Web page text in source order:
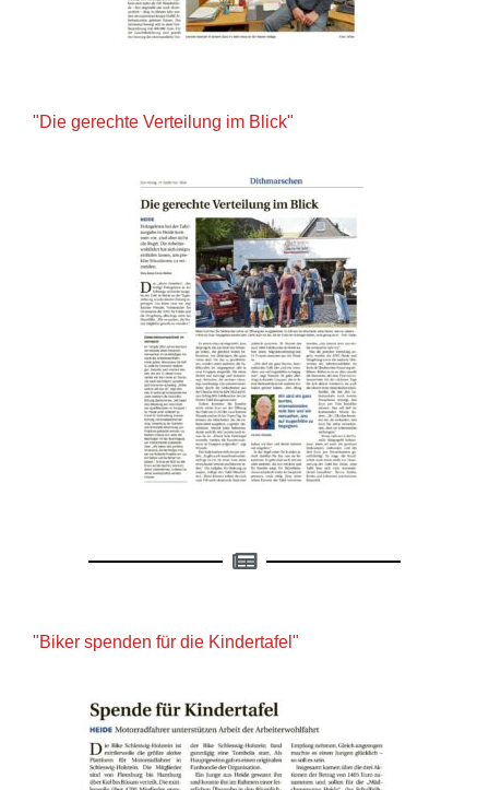
"Die gerechte Verteilung im Blick"
"Biker spenden für die Kindertafel"